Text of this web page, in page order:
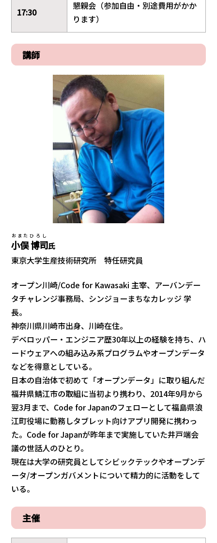
17:30
懇親会（参加自由・別途費用がかか
ります）
講師
小俣
おまた
博司
ひろし
氏
東京大学生産技術研究所 特任研究員
オープン川崎/Code for Kawasaki 主宰、アーバンデー
タチャレンジ事務局、シンジョーまちなカレッジ 学
長。
神奈川県川崎市出身、川崎在住。
デベロッパー・エンジニア歴30年以上の経験を持ち、ハ
ードウェアへの組み込み系プログラムやオープンデータ
などを得意としている。
日本の自治体で初めて「オープンデータ」に取り組んだ
福井県鯖江市の取組に当初より携わり、2014年9月から
翌3月まで、Code for Japanのフェローとして福島県浪
江町役場に勤務しタブレット向けアプリ開発に携わっ
た。Code for Japanが昨年まで実施していた井戸端会
議の世話人のひとり｡
現在は大学の研究員としてシビックテックやオープンデ
ータ/オープンガバメントについて精力的に活動をして
いる。
主催